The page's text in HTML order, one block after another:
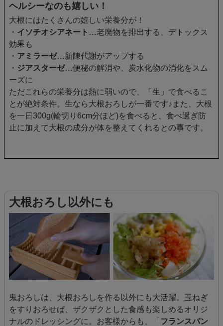
ヘルシーなのも嬉しい！
大根にはたくさんの嬉しい栄養分が！
・ イソチオシアネート …老廃物を排出する、デトックス
効果も
・ アミラーゼ…新陳代謝がアップする
・ ジアスターゼ…便秘の解消や、炭水化物の消化をスム
ーズに
ただこれらの栄養分は熱に弱いので、「生」で食べるこ
とが絶対条件。生なら大根おろしが一番です♪また、大根
を一日300g(輪切り6cm分ほど)を食べると、食べ過ぎ防
止に加えて大根の成分が体を整えてくれるとの事です。
大根おろし以外にも
鬼おろしは、大根おろしを作る以外にも大活躍。玉ねぎ
をすりおろせば、ザクザクとした食感も楽しめるオリジ
ナルのドレッシングに。お客様からも、「 フランスパン